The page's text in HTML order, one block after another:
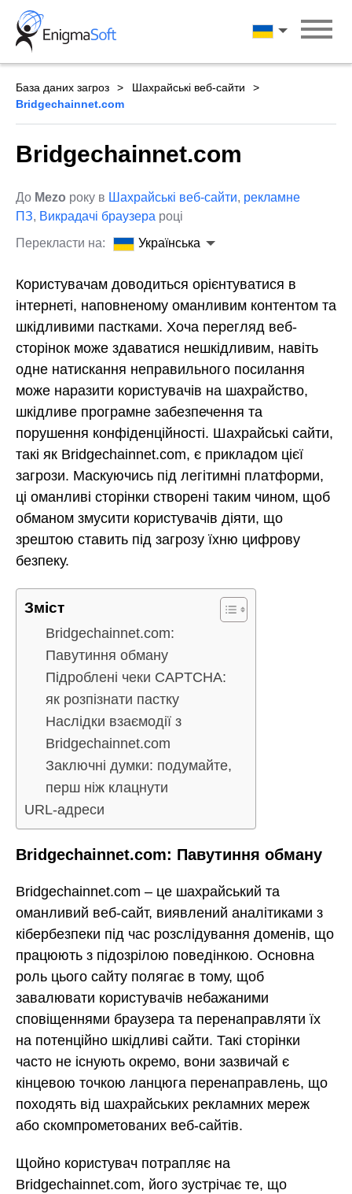
Skip
content
Українська
База даних загроз
Шахрайські веб-сайти
Bridgechainnet.com
Bridgechainnet.com
До Mezo року в Шахрайські веб-сайти, рекламне
ПЗ, Викрадачі браузера році
Перекласти на:
Українська
Користувачам доводиться орієнтуватися в
інтернеті, наповненому оманливим контентом та
шкідливими пастками. Хоча перегляд веб-
сторінок може здаватися нешкідливим, навіть
одне натискання неправильного посилання
може наразити користувачів на шахрайство,
шкідливе програмне забезпечення та
порушення конфіденційності. Шахрайські сайти,
такі як Bridgechainnet.com, є прикладом цієї
загрози. Маскуючись під легітимні платформи,
ці оманливі сторінки створені таким чином, щоб
обманом змусити користувачів діяти, що
зрештою ставить під загрозу їхню цифрову
безпеку.
Зміст
Bridgechainnet.com:
Павутиння обману
Підроблені чеки CAPTCHA:
як розпізнати пастку
Наслідки взаємодії з
Bridgechainnet.com
Заключні думки: подумайте,
перш ніж клацнути
URL-адреси
Bridgechainnet.com: Павутиння обману
Bridgechainnet.com – це шахрайський та
оманливий веб-сайт, виявлений аналітиками з
кібербезпеки під час розслідування доменів, що
працюють з підозрілою поведінкою. Основна
роль цього сайту полягає в тому, щоб
завалювати користувачів небажаними
сповіщеннями браузера та перенаправляти їх
на потенційно шкідливі сайти. Такі сторінки
часто не існують окремо, вони зазвичай є
кінцевою точкою ланцюга перенаправлень, що
походять від шахрайських рекламних мереж
або скомпрометованих веб-сайтів.
Щойно користувач потрапляє на
Bridgechainnet.com, його зустрічає те, що